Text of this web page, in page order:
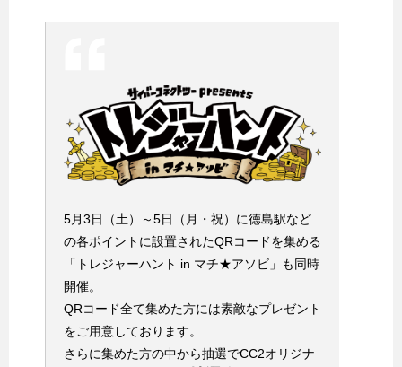
5月3日（土）～5日（月・祝）に徳島駅など
の各ポイントに設置されたQRコードを集める
「トレジャーハント in マチ★アソビ」も同時
開催。
QRコード全て集めた方には素敵なプレゼント
をご用意しております。
さらに集めた方の中から抽選でCC2オリジナ